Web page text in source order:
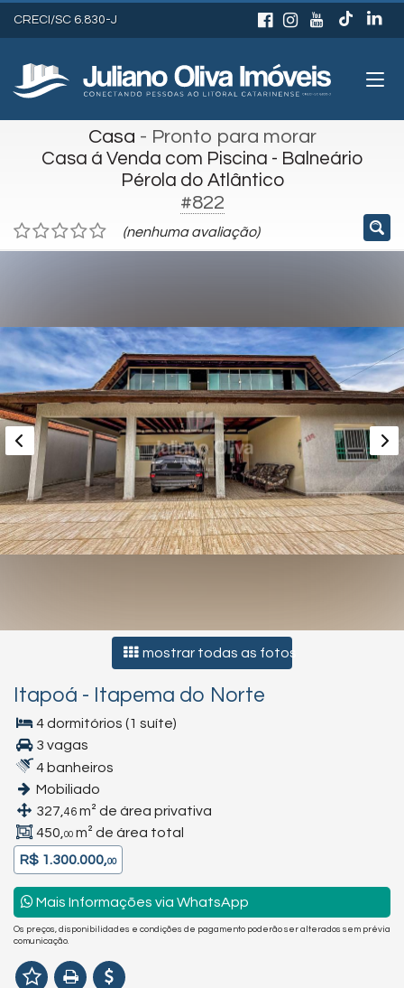
CRECI/SC 6.830-J
Casa - Pronto para morar
Casa á Venda com Piscina - Balneário
Pérola do Atlântico
#822
(nenhuma avaliação)
mostrar todas as fotos
Itapoá - Itapema do Norte
4 dormitórios (1 suíte)
3 vagas
4 banheiros
Mobiliado
327, 46 m² de área privativa
450, 00 m² de área total
R$ 1.300.000,00
Mais Informações via WhatsApp
Os preços, disponibilidades e condições de pagamento poderão ser alterados sem prévia
comunicação.